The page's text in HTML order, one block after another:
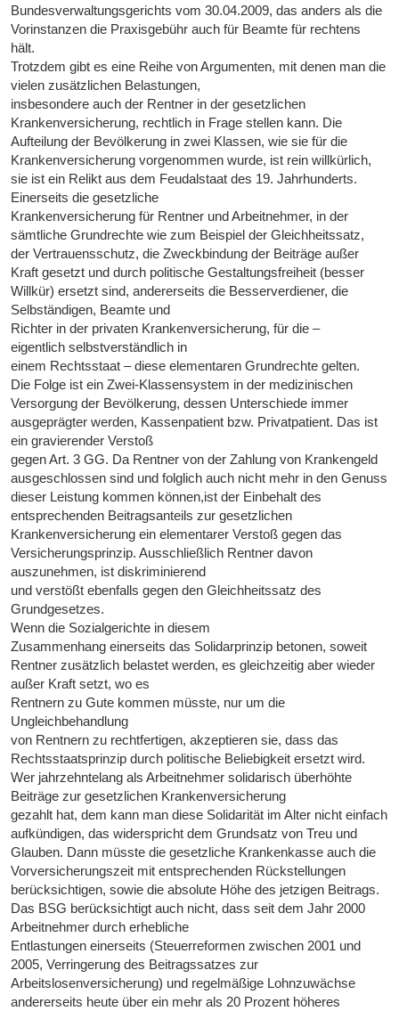
Bundesverwaltungsgerichts vom 30.04.2009, das anders als die
Vorinstanzen die Praxisgebühr auch für Beamte für rechtens
hält.
Trotzdem gibt es eine Reihe von Argumenten, mit denen man die
vielen zusätzlichen Belastungen,
insbesondere auch der Rentner in der gesetzlichen
Krankenversicherung, rechtlich in Frage stellen kann. Die
Aufteilung der Bevölkerung in zwei Klassen, wie sie für die
Krankenversicherung vorgenommen wurde, ist rein willkürlich,
sie ist ein Relikt aus dem Feudalstaat des 19. Jahrhunderts.
Einerseits die gesetzliche
Krankenversicherung für Rentner und Arbeitnehmer, in der
sämtliche Grundrechte wie zum Beispiel der Gleichheitssatz,
der Vertrauensschutz, die Zweckbindung der Beiträge außer
Kraft gesetzt und durch politische Gestaltungsfreiheit (besser
Willkür) ersetzt sind, andererseits die Besserverdiener, die
Selbständigen, Beamte und
Richter in der privaten Krankenversicherung, für die –
eigentlich selbstverständlich in
einem Rechtsstaat – diese elementaren Grundrechte gelten.
Die Folge ist ein Zwei-Klassensystem in der medizinischen
Versorgung der Bevölkerung, dessen Unterschiede immer
ausgeprägter werden, Kassenpatient bzw. Privatpatient. Das ist
ein gravierender Verstoß
gegen Art. 3 GG. Da Rentner von der Zahlung von Krankengeld
ausgeschlossen sind und folglich auch nicht mehr in den Genuss
dieser Leistung kommen können,ist der Einbehalt des
entsprechenden Beitragsanteils zur gesetzlichen
Krankenversicherung ein elementarer Verstoß gegen das
Versicherungsprinzip. Ausschließlich Rentner davon
auszunehmen, ist diskriminierend
und verstößt ebenfalls gegen den Gleichheitssatz des
Grundgesetzes.
Wenn die Sozialgerichte in diesem
Zusammenhang einerseits das Solidarprinzip betonen, soweit
Rentner zusätzlich belastet werden, es gleichzeitig aber wieder
außer Kraft setzt, wo es
Rentnern zu Gute kommen müsste, nur um die
Ungleichbehandlung
von Rentnern zu rechtfertigen, akzeptieren sie, dass das
Rechtsstaatsprinzip durch politische Beliebigkeit ersetzt wird.
Wer jahrzehntelang als Arbeitnehmer solidarisch überhöhte
Beiträge zur gesetzlichen Krankenversicherung
gezahlt hat, dem kann man diese Solidarität im Alter nicht einfach
aufkündigen, das widerspricht dem Grundsatz von Treu und
Glauben. Dann müsste die gesetzliche Krankenkasse auch die
Vorversicherungszeit mit entsprechenden Rückstellungen
berücksichtigen, sowie die absolute Höhe des jetzigen Beitrags.
Das BSG berücksichtigt auch nicht, dass seit dem Jahr 2000
Arbeitnehmer durch erhebliche
Entlastungen einerseits (Steuerreformen zwischen 2001 und
2005, Verringerung des Beitragssatzes zur
Arbeitslosenversicherung) und regelmäßige Lohnzuwächse
andererseits heute über ein mehr als 20 Prozent höheres